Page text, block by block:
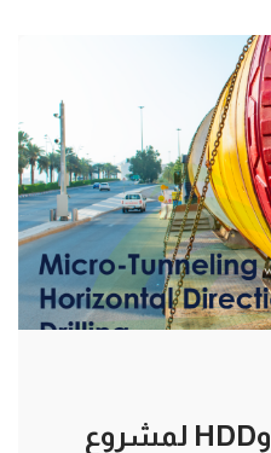
تعمل MT Works وHDD لمشروع